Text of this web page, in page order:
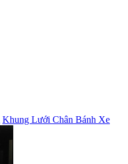
Khung Lưới Chân Bánh Xe